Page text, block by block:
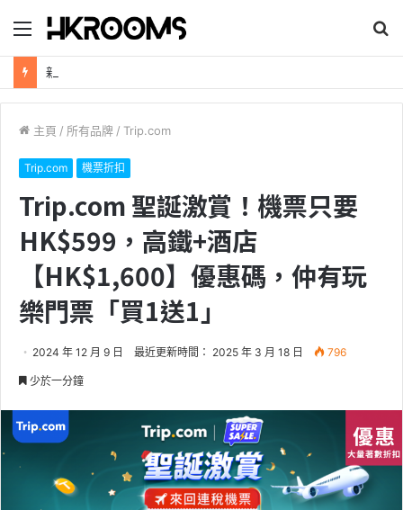
目
錄
尋
主頁 / 所有品牌 / Trip.com
Trip.com 機票折扣
Trip.com 聖誕激賞！機票只要
HK$599，高鐵+酒店
【HK$1,600】優惠碼，仲有玩
樂門票「買1送1」
2024 年 12 月 9 日 最近更新時間： 2025 年 3 月 18 日 796
少於一分鐘